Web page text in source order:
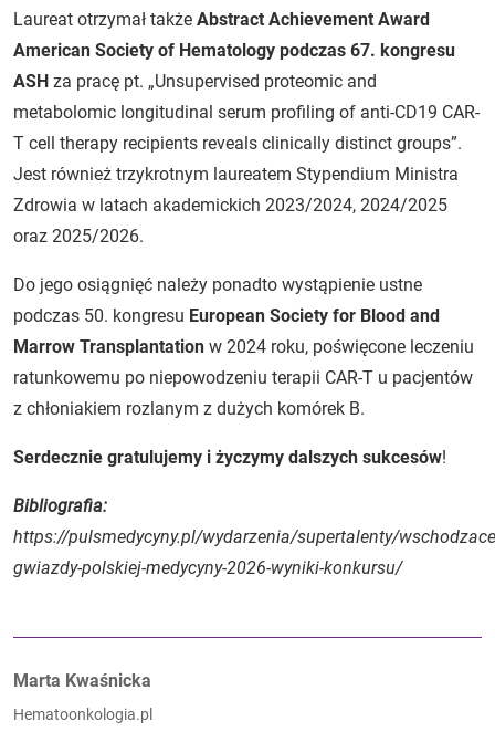
Laureat otrzymał także Abstract Achievement Award
American Society of Hematology podczas 67. kongresu
ASH za pracę pt. „Unsupervised proteomic and
metabolomic longitudinal serum profiling of anti-CD19 CAR-
T cell therapy recipients reveals clinically distinct groups”.
Jest również trzykrotnym laureatem Stypendium Ministra
Zdrowia w latach akademickich 2023/2024, 2024/2025
oraz 2025/2026.
Do jego osiągnięć należy ponadto wystąpienie ustne
podczas 50. kongresu European Society for Blood and
Marrow Transplantation w 2024 roku, poświęcone leczeniu
ratunkowemu po niepowodzeniu terapii CAR-T u pacjentów
z chłoniakiem rozlanym z dużych komórek B.
Serdecznie gratulujemy i życzymy dalszych sukcesów!
Bibliografia:
https://pulsmedycyny.pl/wydarzenia/supertalenty/
gwiazdy-polskiej-medycyny-2026-wyniki-konkursu/
Autorzy:
Marta Kwaśnicka
Hematoonkologia.pl